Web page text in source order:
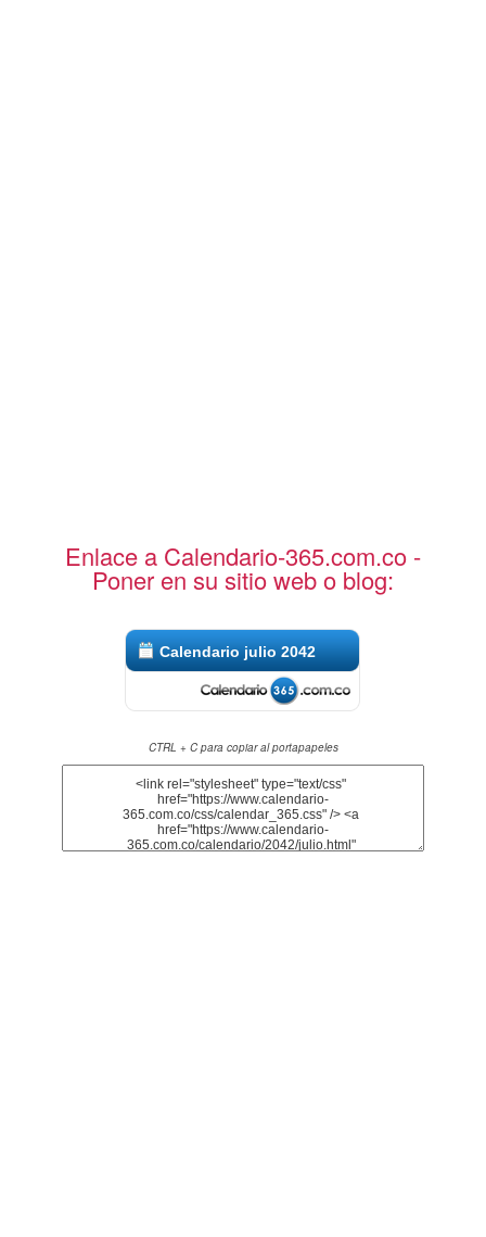
Enlace a Calendario-365.com.co -
Poner en su sitio web o blog:
Calendario julio 2042
CTRL + C para copiar al portapapeles